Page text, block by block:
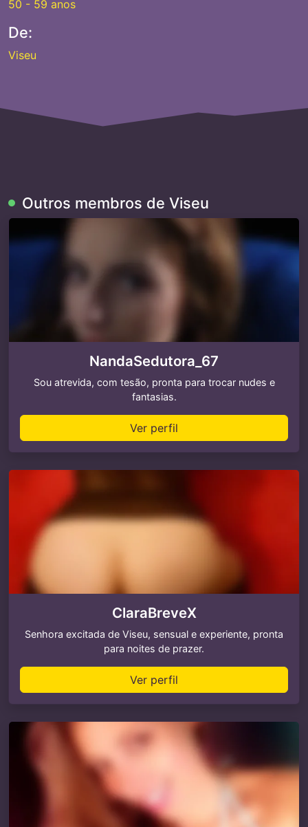
50 - 59 anos
De:
Viseu
Outros membros de Viseu
NandaSedutora_67
Sou atrevida, com tesão, pronta para trocar nudes e
fantasias.
Ver perfil
ClaraBreveX
Senhora excitada de Viseu, sensual e experiente, pronta
para noites de prazer.
Ver perfil